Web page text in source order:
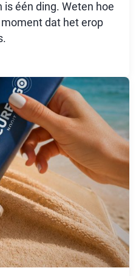
is één ding. Weten hoe
dat het erop